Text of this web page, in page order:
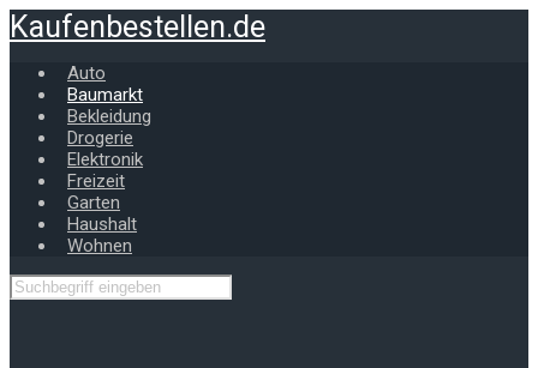
Zum
Hauptinhalt
springen
Kaufenbestellen.de
Auto
Baumarkt
Bekleidung
Drogerie
Elektronik
Freizeit
Garten
Haushalt
Wohnen